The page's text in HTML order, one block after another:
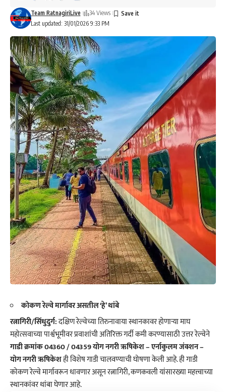
Last updated: 31/01/2026 9:33 PM
Team RatnagiriLive 34 Views
कोकण रेल्वे मार्गावर असतील ‘हे’ थांबे
रत्नागिरी/सिंधुदुर्ग:दक्षिण रेल्वेच्या तिरुनावाया स्थानकावर होणाऱ्या माघ
महोत्सवाच्या पार्श्वभूमीवर प्रवाशांची अतिरिक्त गर्दी कमी करण्यासाठी उत्तर रेल्वेने
गाडी क्रमांक 04360 / 04359 योग नगरी ऋषिकेश – एर्नाकुलम जंक्शन –
योग नगरी ऋषिकेशही विशेष गाडी चालवण्याची घोषणा केली आहे. ही गाडी
कोकण रेल्वे मार्गावरून धावणार असून रत्नागिरी, कणकवली यांसारख्या महत्त्वाच्या
स्थानकांवर थांबा घेणार आहे.